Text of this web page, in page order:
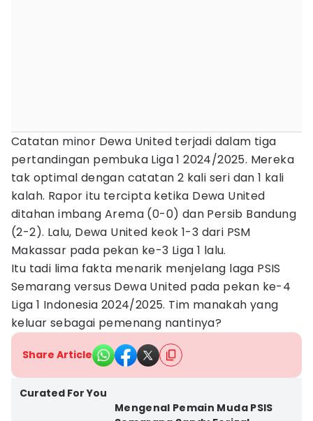
Catatan minor Dewa United terjadi dalam tiga
pertandingan pembuka Liga 1 2024/2025. Mereka
tak optimal dengan catatan 2 kali seri dan 1 kali
kalah. Rapor itu tercipta ketika Dewa United
ditahan imbang Arema (0-0) dan Persib Bandung
(2-2). Lalu, Dewa United keok 1-3 dari PSM
Makassar pada pekan ke-3 Liga 1 lalu.
Itu tadi lima fakta menarik menjelang laga PSIS
Semarang versus Dewa United pada pekan ke-4
Liga 1 Indonesia 2024/2025. Tim manakah yang
keluar sebagai pemenang nantinya?
Share Article
Curated For You
Mengenal Pemain Muda PSIS